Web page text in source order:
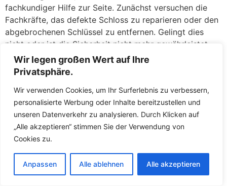
Wir legen großen Wert auf Ihre
Privatsphäre.
Wir verwenden Cookies, um Ihr Surferlebnis zu verbessern,
personalisierte Werbung oder Inhalte bereitzustellen und
unseren Datenverkehr zu analysieren. Durch Klicken auf
„Alle akzeptieren“ stimmen Sie der Verwendung von
Cookies zu.
Anpassen Alle ablehnen Alle akzeptieren
fachkundiger Hilfe zur Seite. Zunächst versuchen die
Fachkräfte, das defekte Schloss zu reparieren oder den
abgebrochenen Schlüssel zu entfernen. Gelingt dies
nicht oder ist die Sicherheit nicht mehr gewährleistet,
tauschen die Fachkräfte das Schloss direkt vor Ort
gegen ein neues aus. So müssen Sie keine Sorgen
dazustehen. Die Fachkräfte führen hochwertige
Ersatzschlösser mit und sorgen dafür, dass Ihr Zuhause
umgehend wieder sicher abschließt.
Der Schlüsselnotdienst in Buggingen ist darauf
helfen. Die Fachkräfte arbeiten transparent und erklären
Ihnen, was gemacht werden muss und warum.